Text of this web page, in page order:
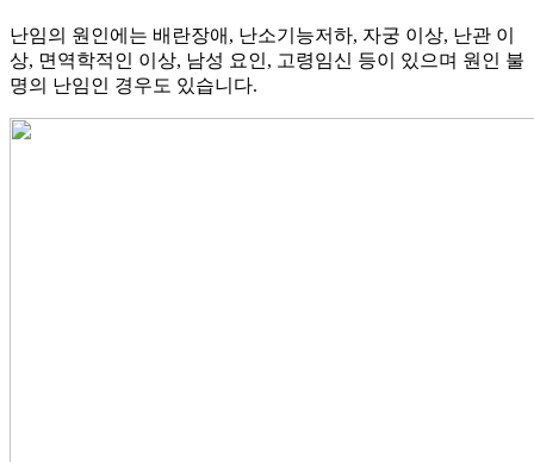
난임의 원인에는 배란장애, 난소기능저하, 자궁 이상, 난관 이
상, 면역학적인 이상, 남성 요인, 고령임신 등이 있으며 원인 불
명의 난임인 경우도 있습니다.